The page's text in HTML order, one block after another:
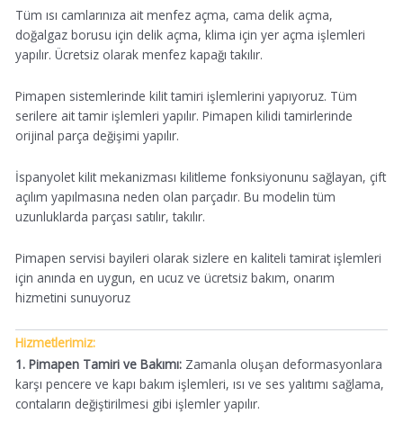
Tüm ısı camlarınıza ait menfez açma, cama delik açma,
doğalgaz borusu için delik açma, klima için yer açma işlemleri
yapılır. Ücretsiz olarak menfez kapağı takılır.
Pimapen sistemlerinde kilit tamiri işlemlerini yapıyoruz. Tüm
serilere ait tamir işlemleri yapılır. Pimapen kilidi tamirlerinde
orijinal parça değişimi yapılır.
İspanyolet kilit mekanizması kilitleme fonksiyonunu sağlayan, çift
açılım yapılmasına neden olan parçadır. Bu modelin tüm
uzunluklarda parçası satılır, takılır.
Pimapen servisi bayileri olarak sizlere en kaliteli tamirat işlemleri
için anında en uygun, en ucuz ve ücretsiz bakım, onarım
hizmetini sunuyoruz
Hizmetlerimiz:
1. Pimapen Tamiri ve Bakımı: Zamanla oluşan deformasyonlara
karşı pencere ve kapı bakım işlemleri, ısı ve ses yalıtımı sağlama,
contaların değiştirilmesi gibi işlemler yapılır.